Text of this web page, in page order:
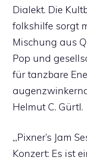
Dialekt. Die
folkshilfe sorgt
Mischung aus
Pop und
für tanzbare
Helmut C. Gürtl.
„,Pixner’s Jam
Konzert: Es ist